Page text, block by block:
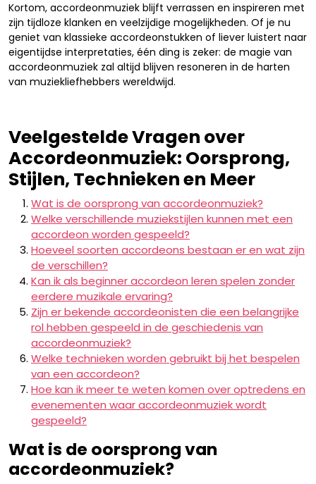
Kortom, accordeonmuziek blijft verrassen en inspireren met
zijn tijdloze klanken en veelzijdige mogelijkheden. Of je nu
geniet van klassieke accordeonstukken of liever luistert naar
eigentijdse interpretaties, één ding is zeker: de magie van
accordeonmuziek zal altijd blijven resoneren in de harten
van muziekliefhebbers wereldwijd.
Veelgestelde Vragen over
Accordeonmuziek: Oorsprong,
Stijlen, Technieken en Meer
Wat is de oorsprong van accordeonmuziek?
Welke verschillende muziekstijlen kunnen met een
accordeon worden gespeeld?
Hoeveel soorten accordeons bestaan er en wat zijn
de verschillen?
Kan ik als beginner accordeon leren spelen zonder
eerdere muzikale ervaring?
Zijn er bekende accordeonisten die een belangrijke
rol hebben gespeeld in de geschiedenis van
accordeonmuziek?
Welke technieken worden gebruikt bij het bespelen
van een accordeon?
Hoe kan ik meer te weten komen over optredens en
evenementen waar accordeonmuziek wordt
gespeeld?
Wat is de oorsprong van
accordeonmuziek?